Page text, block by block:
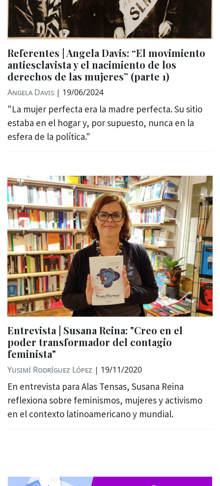
Referentes | Angela Davis: “El movimiento
antiesclavista y el nacimiento de los
derechos de las mujeres” (parte 1)
Angela Davis | 19/06/2024
"La mujer perfecta era la madre perfecta. Su sitio
estaba en el hogar y, por supuesto, nunca en la
esfera de la política."
Entrevista | Susana Reina: "Creo en el
poder transformador del contagio
feminista"
Yusimí Rodríguez López | 19/11/2020
En entrevista para Alas Tensas, Susana Reina
reflexiona sobre feminismos, mujeres y activismo
en el contexto latinoamericano y mundial.